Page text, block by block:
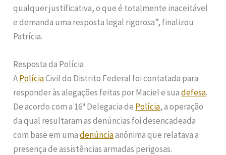
qualquer justificativa, o que é totalmente inaceitável
e demanda uma resposta legal rigorosa”, finalizou
Patrícia.
Resposta da Polícia
APolíciaCivil do Distrito Federal foi contatada para
responder às alegações feitas por Maciel e suadefesa.
De acordo com a 16ª Delegacia de Polícia, a operação
da qual resultaram as denúncias foi desencadeada
com base em umadenúnciaanônima que relatava a
presença de assistências armadas perigosas.